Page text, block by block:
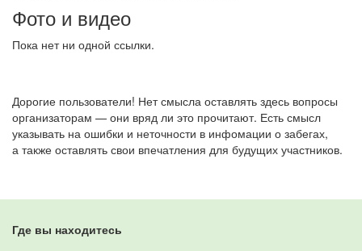
Фото и видео
Пока нет ни одной ссылки.
Дорогие пользователи! Нет смысла оставлять здесь вопросы
организаторам — они вряд ли это прочитают. Есть смысл
указывать на ошибки и неточности в инфомации о забегах,
а также оставлять свои впечатления для будущих участников.
Где вы находитесь